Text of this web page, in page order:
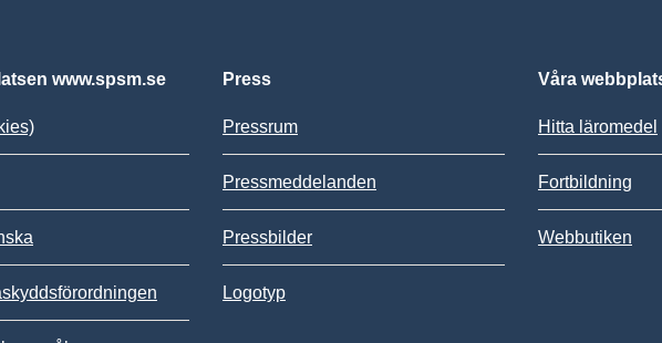
www.spsm.se Press
Pressrum
Pressmeddelanden
Pressbilder
Logotyp
Våra
Hitta läromedel
Fortbildning
Webbutiken